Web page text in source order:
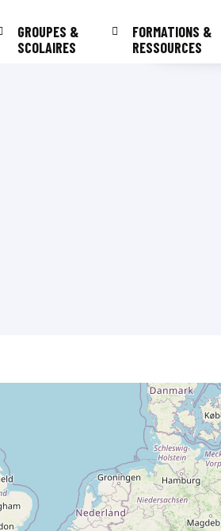
GROUPES &
SCOLAIRES
FORMATIONS &
RESSOURCES